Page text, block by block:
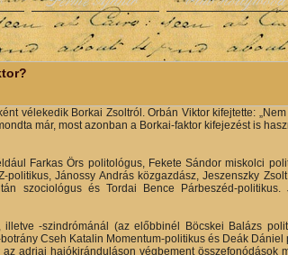
vélekedik Borkai Zsoltról. Orbán Viktor kifejtette:
már, most azonban a Borkai-faktor kifejezést is
Farkas Örs politológus, Fekete Sándor miskolci
Jánossy András közgazdász, Jeszenszky
szociológus és Tordai Bence Párbeszéd-
-szindrómánál (az előbbinél Böcskei Balázs
Cseh Katalin Momentum-politikus és Deák Dániel
adriai hajókiránduláson végbement összefonódások